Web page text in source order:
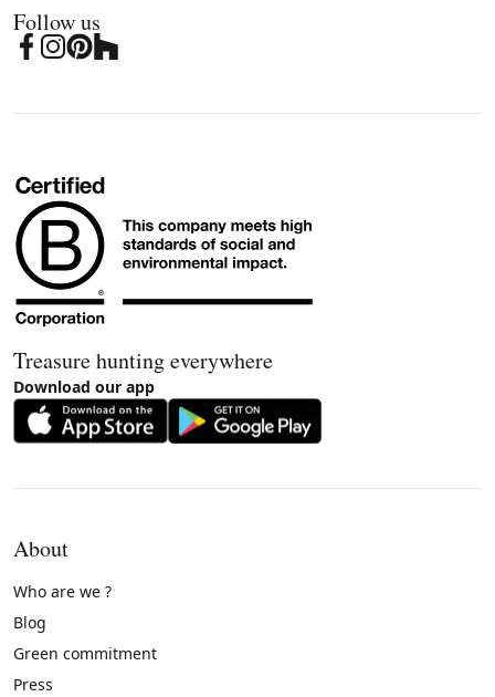
Follow us
Treasure hunting everywhere
Download our app
About
Who are we ?
Blog
Green commitment
Press